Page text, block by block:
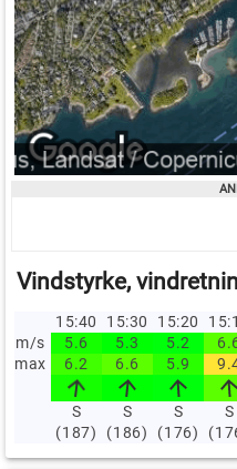
Vindstyrke,
15:40 15:30 15:20
m/s
5.6 5.3 5.2
max
6.2 6.6 5.9
S
(187)
S
(186)
S
(176)
S